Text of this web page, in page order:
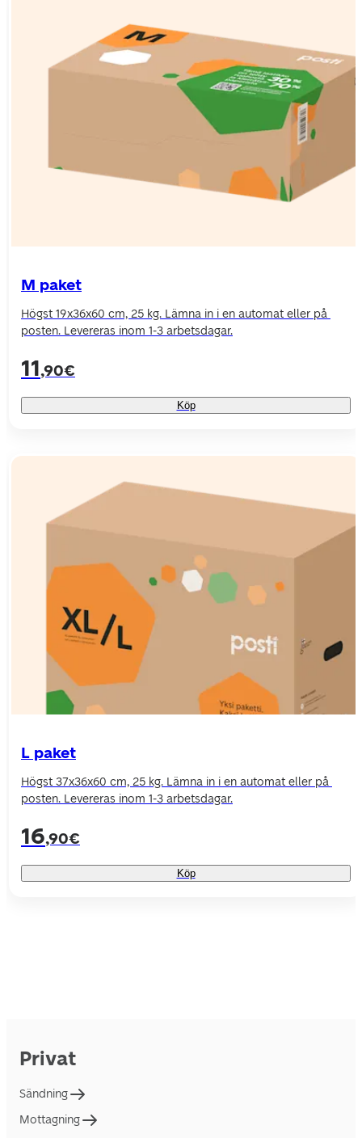
M paket
Högst 19x36x60 cm, 25 kg. Lämna in i en automat eller på
posten. Levereras inom 1-3 arbetsdagar.
11,90€
Köp
L paket
Högst 37x36x60 cm, 25 kg. Lämna in i en automat eller på
posten. Levereras inom 1-3 arbetsdagar.
16,90€
Köp
Privat
Sändning
Mottagning